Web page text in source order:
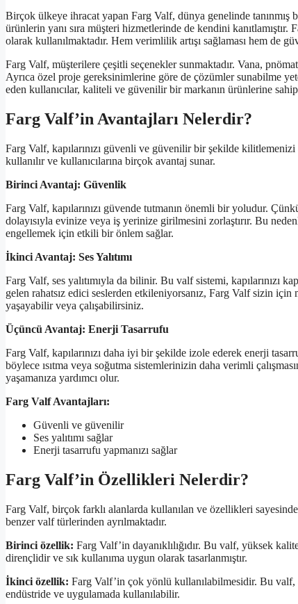
Birçok ülkeye ihracat yapan Farg Valf, dünya genelinde
ürünlerin yanı sıra müşteri hizmetlerinde de kendini
olarak kullanılmaktadır. Hem verimlilik artışı sağlaması hem de
Farg Valf, müşterilere çeşitli seçenekler sunmaktadır. Vana,
Ayrıca özel proje gereksinimlerine göre de çözümler sunabilme
eden kullanıcılar, kaliteli ve güvenilir bir markanın ürünlerine sahip
Farg Valf’in Avantajları Nelerdir?
Farg Valf, kapılarınızı güvenli ve güvenilir bir şekilde
kullanılır ve kullanıcılarına birçok avantaj sunar.
Birinci Avantaj: Güvenlik
Farg Valf, kapılarınızı güvende tutmanın önemli bir yoludur.
dolayısıyla evinize veya iş yerinize girilmesini zorlaştırır. Bu
engellemek için etkili bir önlem sağlar.
İkinci Avantaj: Ses Yalıtımı
Farg Valf, ses yalıtımıyla da bilinir. Bu valf sistemi, kapılarınızı
gelen rahatsız edici seslerden etkileniyorsanız, Farg Valf sizin
yaşayabilir veya çalışabilirsiniz.
Üçüncü Avantaj: Enerji Tasarrufu
Farg Valf, kapılarınızı daha iyi bir şekilde izole ederek enerji
böylece ısıtma veya soğutma sistemlerinizin daha verimli
yaşamanıza yardımcı olur.
Farg Valf Avantajları:
Güvenli ve güvenilir
Ses yalıtımı sağlar
Enerji tasarrufu yapmanızı sağlar
Farg Valf’in Özellikleri Nelerdir?
Farg Valf, birçok farklı alanlarda kullanılan ve özellikleri
benzer valf türlerinden ayrılmaktadır.
Birinci özellik: Farg Valf’in dayanıklılığıdır. Bu valf, yüksek
dirençlidir ve sık kullanıma uygun olarak tasarlanmıştır.
İkinci özellik: Farg Valf’in çok yönlü kullanılabilmesidir. Bu valf,
endüstride ve uygulamada kullanılabilir.